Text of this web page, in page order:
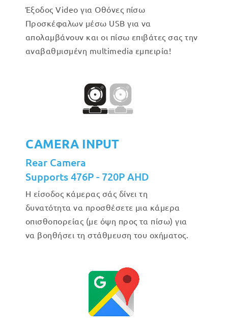
Έξοδος Video για Οθόνες πίσω
Προσκέφαλων μέσω USB για να
απολαμβάνουν και οι πίσω επιβάτες σας την
αναβαθμισμένη multimedia εμπειρία!
CAMERA INPUT
Rear Camera
Supports 476P - 720P AHD
Η είσοδος κάμερας σάς δίνει τη
δυνατότητα να προσθέσετε μια κάμερα
οπισθοπορείας (με όψη προς τα πίσω) για
να βοηθήσει τη στάθμευση του οχήματος.